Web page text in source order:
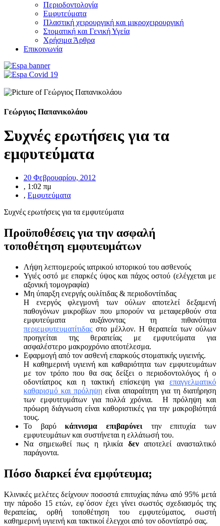
Περιοδοντολογία
Εμφυτεύματα
Πλαστική χειρουργική και μικροχειρουργική
Στοματική και Γενική Υγεία
Χρήσιμα Άρθρα
Επικοινωνία
Γεώργιος Παπανικολάου
Συχνές ερωτήσεις για τα
εμφυτεύματα
20 Φεβρουαρίου, 2012
, 1:02 πμ
, Εμφυτεύματα
Συχνές ερωτήσεις για τα εμφυτεύματα
Προϋποθέσεις για την ασφαλή
τοποθέτηση εμφυτευμάτων
Λήψη λεπτομερούς ιατρικού ιστορικού του ασθενούς
Υγιές οστό με επαρκές ύψος και πάχος οστού (ελέγχεται με
αξονική τομογραφία)
Μη ύπαρξη ενεργής ουλίτιδας & περιοδοντίτιδας
Η ενεργός φλεγμονή των ούλων αποτελεί δεξαμενή
παθογόνων μικροβίων που μπορούν να μεταφερθούν στα
εμφυτεύματα αυξάνοντας τη πιθανότητα
περιεμφυτευματίτιδας στο μέλλον. Η θεραπεία των ούλων
προηγείται της θεραπείας με εμφυτεύματα για
ασφαλέστερο μακροχρόνιο αποτέλεσμα.
Εφαρμογή από τον ασθενή επαρκούς στοματικής υγιεινής.
Η καθημερινή υγιεινή και καθαριότητα των εμφυτευμάτων
με τον τρόπο που θα σας δείξει ο περιοδοντολόγος ή ο
οδοντίατρος και η τακτική επίσκεψη για επαγγελματικό
καθαρισμό και πρόληψη είναι απαραίτητη για τη διατήρηση
των εμφυτευμάτων για πολλά χρόνια. Η πρόληψη και
πρόωρη διάγνωση είναι καθοριστικές για την μακροβιότητά
τους.
Το βαρύκάπνισμα επιβαρύνει την επιτυχία των
εμφυτευμάτων και συστήνεται η ελλάτωσή του.
Να σημειωθεί πως η ηλικία δεναποτελεί ανασταλτικό
παράγοντα.
Πόσο διαρκεί ένα εμφύτευμα;
Κλινικές μελέτες δείχνουν ποσοστά επιτυχίας πάνω από 95% μετά
την πάροδο 15 ετών, εφ΄όσον έχει γίνει σωστός σχεδιασμός της
θεραπείας, ορθή τοποθέτηση του εμφυτεύματος, σωστή
καθημερινή υγιεινή και τακτικοί έλεγχοι από τον οδοντίατρό σας.